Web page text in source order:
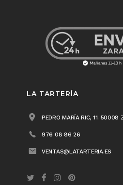
LA TARTERÍA
PEDRO MARÍA RIC, 11. 50008
976 08 86 26
VENTAS@LATARTERIA.ES